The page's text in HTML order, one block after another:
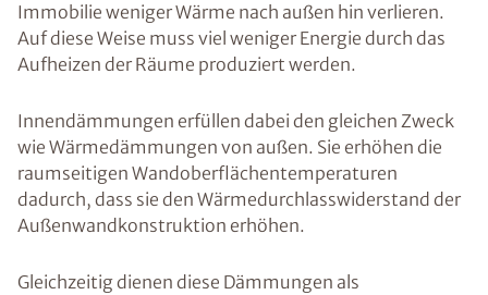
Immobilie weniger Wärme nach außen hin verlieren.
Auf diese Weise muss viel weniger Energie durch das
Aufheizen der Räume produziert werden.
Innendämmungen erfüllen dabei den gleichen Zweck
wie Wärmedämmungen von außen. Sie erhöhen die
raumseitigen Wandoberflächentemperaturen
dadurch, dass sie den Wärmedurchlasswiderstand der
Außenwandkonstruktion erhöhen.
Gleichzeitig dienen diese Dämmungen als